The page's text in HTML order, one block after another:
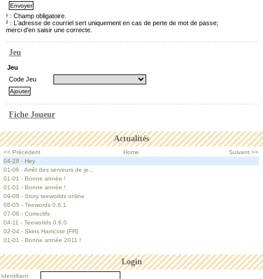
Actualités
<< Précédent Home
Suivant >>
04-28 - Hey
01-06 - Arrêt des serveurs de je...
01-01 - Bonne année !
01-01 - Bonne année !
09-08 - Story teeworlds online
08-05 - Teewords 0.6.1
07-06 - Correctifs
04-11 - Teeworlds 0.6.0
02-04 - Skins Harricote [FR]
01-01 - Bonne année 2011 !
Login
Identifiant
¹ : Champ obligatoire.
² : L'adresse de courriel sert uniquement en cas de perte de mot de passe;
merci d'en saisir une correcte.
Jeu
Jeu
Code Jeu
Fiche Joueur